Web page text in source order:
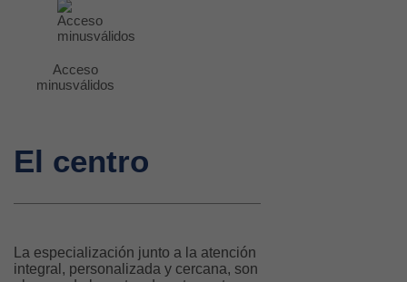
Acceso
minusválidos
El centro
La especialización junto a la atención
integral, personalizada y cercana, son